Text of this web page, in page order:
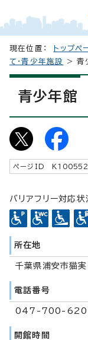
現在位置： トップペ
て・青少年施設
> 青
青少年館
ページID K
バリアフリー対応状
所在地
千葉県浦安市猫
電話番号
047-700-
開館時間